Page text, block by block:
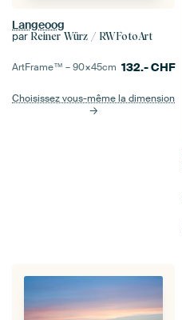
Langeoog
par Reiner Würz / RWFotoArt
ArtFrame™ –90×45cm 132.-CHF
Choisissez vous-même la dimension